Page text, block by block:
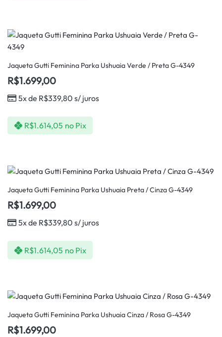
Jaqueta Gutti Feminina Parka Ushuaia Verde / Preta G-4349
R$1.699,00
5x de R$339,80 s/ juros
R$1.614,05 no Pix
Jaqueta Gutti Feminina Parka Ushuaia Preta / Cinza G-4349
R$1.699,00
5x de R$339,80 s/ juros
R$1.614,05 no Pix
Jaqueta Gutti Feminina Parka Ushuaia Cinza / Rosa G-4349
R$1.699,00